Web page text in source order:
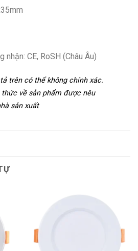
nhận: CE, RoSH (Châu Âu)
trên có thể không chính xác.
về sản phẩm được nêu
sản xuất